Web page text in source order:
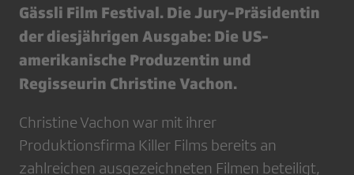
Gässli Film Festival. Die Jury-Präsidentin
der diesjährigen Ausgabe: Die US-
amerikanische Produzentin und
Regisseurin Christine Vachon.
Christine Vachon war mit ihrer
Produktionsfirma Killer Films bereits an
zahlreichen ausgezeichneten Filmen beteiligt,